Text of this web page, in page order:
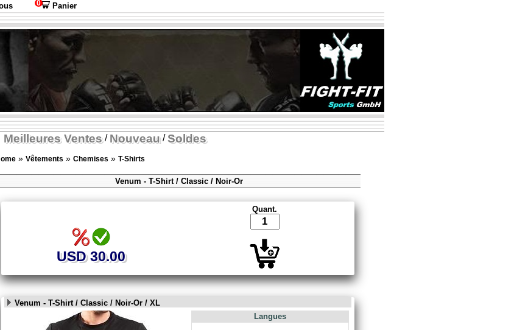
0 Panier
Meilleures Ventes/ Nouveau/ Soldes
» Vêtements » Chemises » T-Shirts
Venum - T-Shirt / Classic / Noir-Or
USD 30.00
Quant.
Venum - T-Shirt / Classic / Noir-Or / XL
Langues